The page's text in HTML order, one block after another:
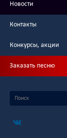
Новости
Контакты
Конкурсы, акции
Заказать песню